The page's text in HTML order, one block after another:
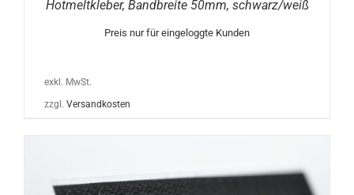
Hotmeltkleber, Bandbreite 50mm, schwarz/weiß
Preis nur für eingeloggte Kunden
exkl. MwSt.
zzgl. Versandkosten